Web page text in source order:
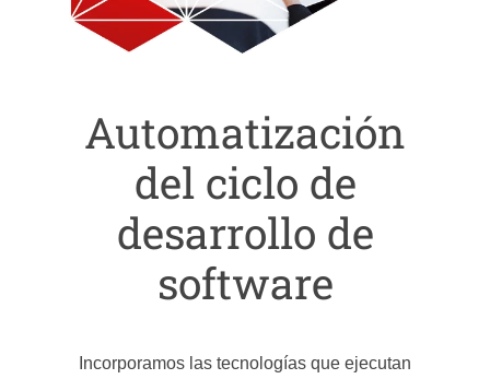
Automatización
del ciclo de
desarrollo de
software
Incorporamos las tecnologías que ejecutan